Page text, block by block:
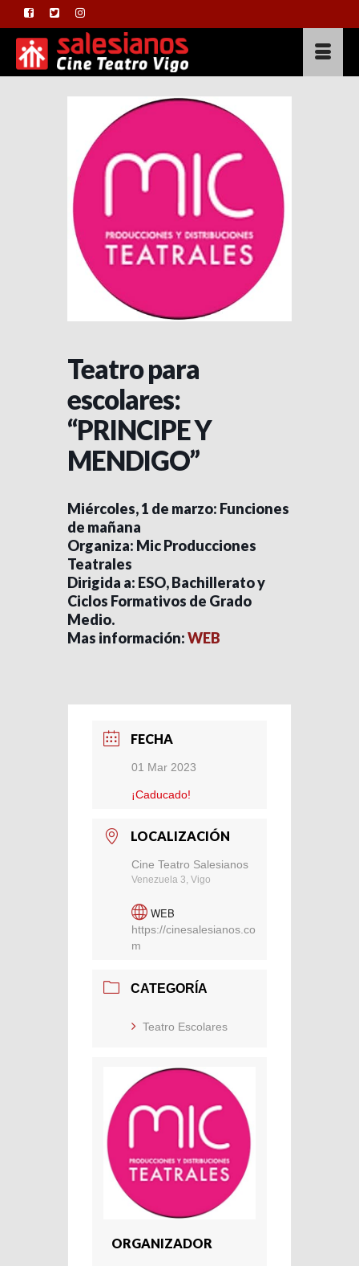
Teatro para
escolares:
“PRINCIPE Y
MENDIGO”
Miércoles, 1 de marzo: Funciones
de mañana
Organiza: Mic Producciones
Teatrales
Dirigida a: ESO, Bachillerato y
Ciclos Formativos de Grado
Medio.
Mas información:WEB
FECHA
01 Mar 2023
¡Caducado!
LOCALIZACIÓN
Cine Teatro Salesianos
Venezuela 3, Vigo
WEB
https://cinesalesianos.co
m
CATEGORÍA
Teatro Escolares
ORGANIZADOR